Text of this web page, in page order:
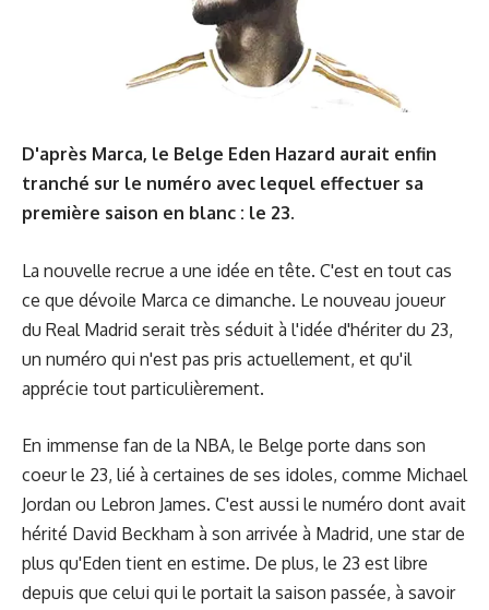
D'après Marca, le Belge Eden Hazard aurait enfin
tranché sur le numéro avec lequel effectuer sa
première saison en blanc : le 23.
La nouvelle recrue a une idée en tête. C'est en tout cas
ce que dévoile Marca ce dimanche. Le nouveau joueur
du Real Madrid serait très séduit à l'idée d'hériter du 23,
un numéro qui n'est pas pris actuellement, et qu'il
apprécie tout particulièrement.
En immense fan de la NBA, le Belge porte dans son
coeur le 23, lié à certaines de ses idoles, comme Michael
Jordan ou Lebron James. C'est aussi le numéro dont avait
hérité David Beckham à son arrivée à Madrid, une star de
plus qu'Eden tient en estime. De plus, le 23 est libre
depuis que celui qui le portait la saison passée, à savoir